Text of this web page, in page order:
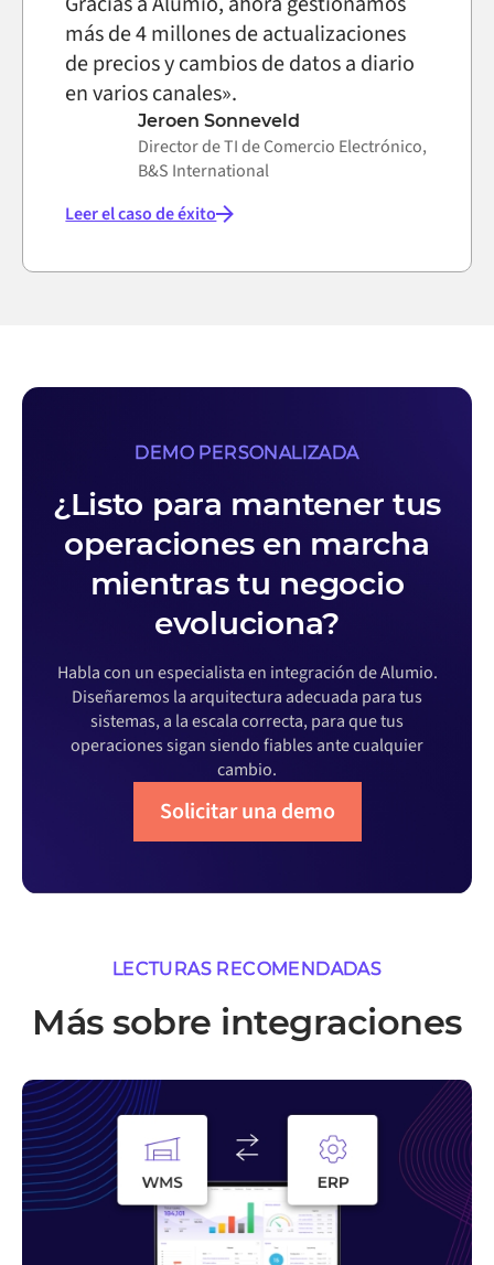
más de 4 millones de actualizaciones
de precios y cambios de datos a diario
en varios canales».
Jeroen Sonneveld
Director de TI de Comercio Electrónico,
B&S International
Leer el caso de éxito
DEMO PERSONALIZADA
¿Listo para mantener tus
operaciones en marcha
mientras tu negocio
evoluciona?
Habla con un especialista en integración de Alumio.
Diseñaremos la arquitectura adecuada para tus
sistemas, a la escala correcta, para que tus
operaciones sigan siendo fiables ante cualquier
cambio.
Solicitar una demo
LECTURAS RECOMENDADAS
Más sobre integraciones